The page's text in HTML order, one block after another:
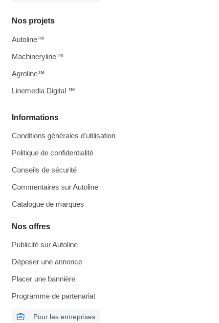
Informations
Conditions générales d'utilisation
Politique de confidentialité
Conseils de sécurité
Commentaires sur Autoline
Catalogue de marques
Nos offres
Publicité sur Autoline
Déposer une annonce
Placer une bannière
Programme de partenariat
Pour les entreprises
Nos projets
Autoline™
Machineryline™
Agroline™
Linemedia Digital ™